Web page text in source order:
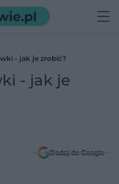
- jak je zrobić?
- jak je
Dodaj do Google